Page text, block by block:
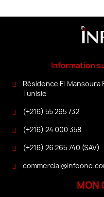
Information
Résidence El Mansoura
Tunisie
(+216) 55 295 732
(+216) 24 000 358
(+216) 26 265 740 (SAV)
MON